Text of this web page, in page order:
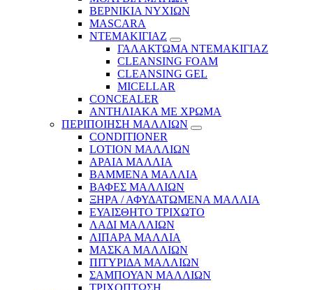
ΒΕΡΝΙΚΙΑ ΝΥΧΙΩΝ
MASCARA
ΝΤΕΜΑΚΙΓΙΑΖ
ΓΑΛΑΚΤΩΜΑ ΝΤΕΜΑΚΙΓΙΑΖ
CLEANSING FOAM
CLEANSING GEL
MICELLAR
CONCEALER
ΑΝΤΗΛΙΑΚΑ ΜΕ ΧΡΩΜΑ
ΠΕΡΙΠΟΙΗΣΗ ΜΑΛΛΙΩΝ
CONDITIONER
LOTION ΜΑΛΛΙΩΝ
ΑΡΑΙΑ ΜΑΛΛΙΑ
ΒΑΜΜΕΝΑ ΜΑΛΛΙΑ
ΒΑΦΕΣ ΜΑΛΛΙΩΝ
ΞΗΡΑ / ΑΦΥΔΑΤΩΜΕΝΑ ΜΑΛΛΙΑ
ΕΥΑΙΣΘΗΤΟ ΤΡΙΧΩΤΟ
ΛΑΔΙ ΜΑΛΛΙΩΝ
ΛΙΠΑΡΑ ΜΑΛΛΙΑ
ΜΑΣΚΑ ΜΑΛΛΙΩΝ
ΠΙΤΥΡΙΔΑ ΜΑΛΛΙΩΝ
ΣΑΜΠΟΥΑΝ ΜΑΛΛΙΩΝ
ΤΡΙΧΟΠΤΩΣΗ